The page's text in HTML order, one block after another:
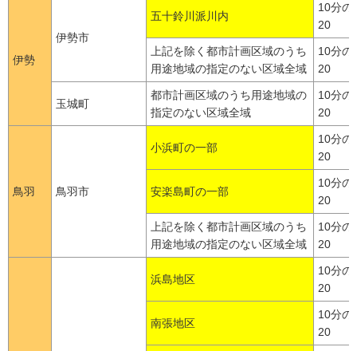
伊勢
伊勢市
五十鈴川派川内
10分の
20
上記を除く都市計画区域のうち
用途地域の指定のない区域全域
10分の
20
玉城町
都市計画区域のうち用途地域の
指定のない区域全域
10分の
20
鳥羽 鳥羽市
小浜町の一部
10分の
20
安楽島町の一部
10分の
20
上記を除く都市計画区域のうち
用途地域の指定のない区域全域
10分の
20
浜島地区
10分の
20
南張地区
10分の
20